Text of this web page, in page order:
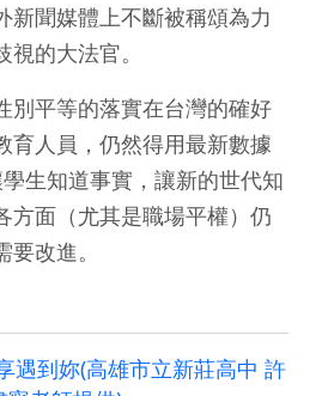
新聞媒體上不斷被稱頌為力
的大法官。
平等的落實在台灣的確好
育人員，仍然得用最新數據
生知道事實，讓新的世代知
方面（尤其是職場平權）仍
改進。
遇到妳(高雄市立新莊高中 許